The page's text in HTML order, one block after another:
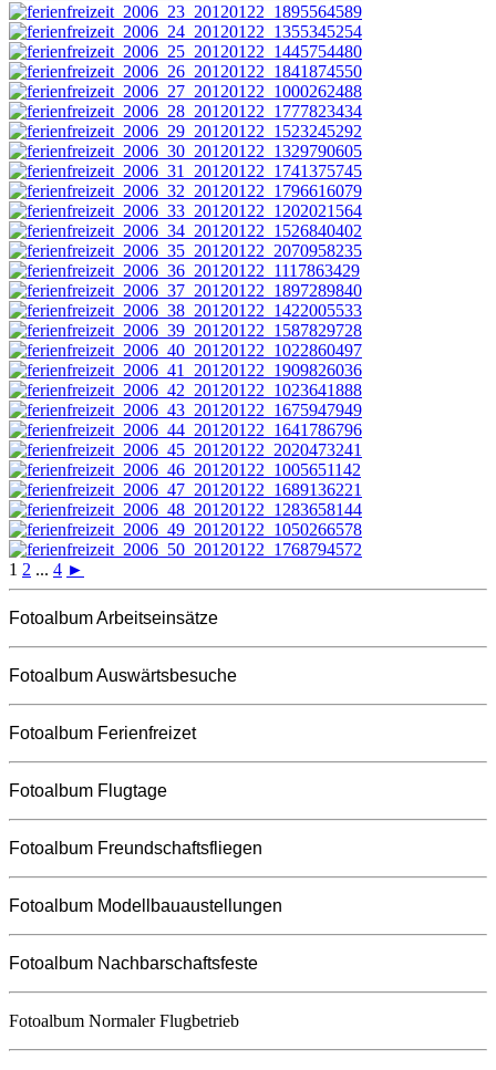
1 2 ... 4 ►
Fotoalbum Arbeitseinsätze
Fotoalbum Auswärtsbesuche
Fotoalbum Ferienfreizet
Fotoalbum Flugtage
Fotoalbum Freundschaftsfliegen
Fotoalbum Modellbauaustellungen
Fotoalbum Nachbarschaftsfeste
Fotoalbum Normaler Flugbetrieb